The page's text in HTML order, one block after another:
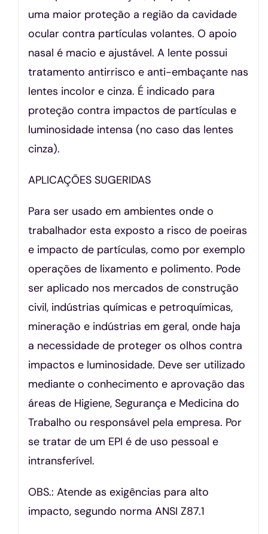
uma maior proteção a região da cavidade
ocular contra partículas volantes. O apoio
nasal é macio e ajustável. A lente possui
tratamento antirrisco e anti-embaçante nas
lentes incolor e cinza. É indicado para
proteção contra impactos de partículas e
luminosidade intensa (no caso das lentes
cinza).
APLICAÇÕES SUGERIDAS
Para ser usado em ambientes onde o
trabalhador esta exposto a risco de poeiras
e impacto de partículas, como por exemplo
operações de lixamento e polimento. Pode
ser aplicado nos mercados de construção
civil, indústrias químicas e petroquímicas,
mineração e indústrias em geral, onde haja
a necessidade de proteger os olhos contra
impactos e luminosidade. Deve ser utilizado
mediante o conhecimento e aprovação das
áreas de Higiene, Segurança e Medicina do
Trabalho ou responsável pela empresa. Por
se tratar de um EPI é de uso pessoal e
intransferível.
OBS.: Atende as exigências para alto
impacto, segundo norma ANSI Z87.1